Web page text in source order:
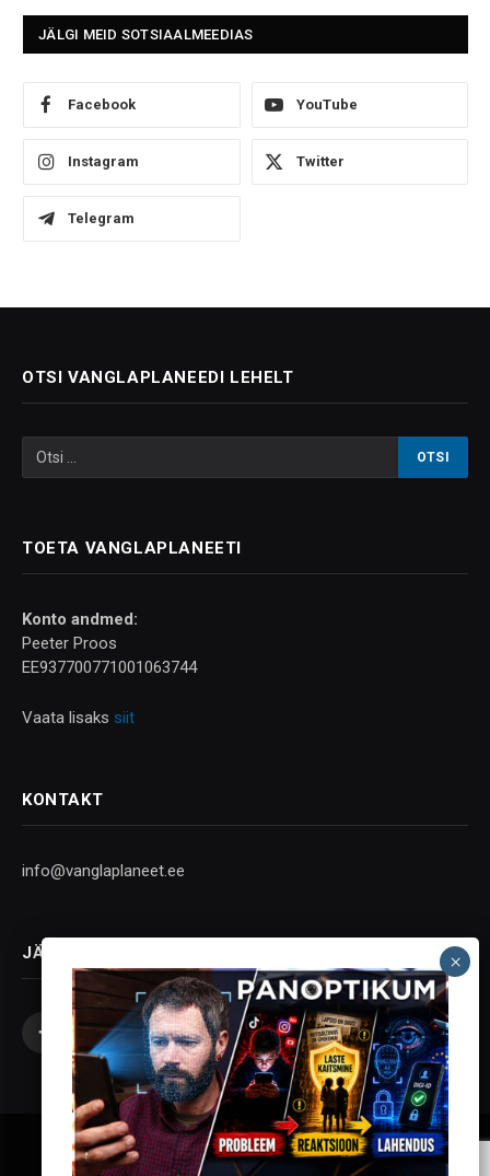
JÄLGI MEID SOTSIAALMEEDIAS
Facebook YouTube
Instagram Twitter
Telegram
OTSI VANGLAPLANEEDI LEHELT
TOETA VANGLAPLANEETI
Konto andmed:
Peeter Proos
EE937700771001063744
Vaata lisaks siit
KONTAKT
info@vanglaplaneet.ee
JÄLGI SOTSIAALMEEDIAS
Facebook
X
(Twitter)
InstagramYouTubeTelegram
Vanglaplaneet - Vastupanu Vaim